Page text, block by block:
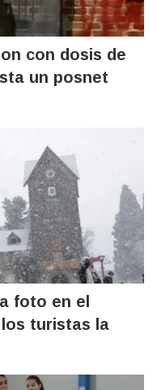
con dosis de
un posnet
foto en el
turistas la